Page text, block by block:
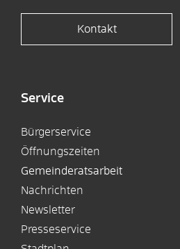
Kontakt
Service
Bürgerservice
Öffnungszeiten
Gemeinderatsarbeit
Nachrichten
Newsletter
Presseservice